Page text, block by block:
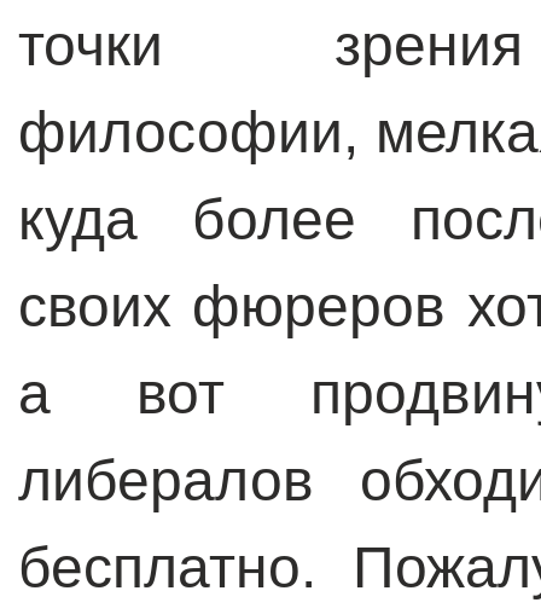
точки зрения
философии,
куда более
своих фюреров
а вот
либералов
бесплатно.